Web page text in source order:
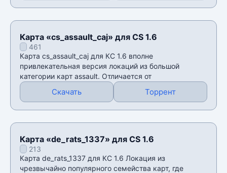
Карта «cs_assault_caj» для CS 1.6
461
Карта cs_assault_caj для КС 1.6 вполне
привлекательная версия локаций из большой
категории карт assault. Отличается от
Скачать Торрент
Карта «de_rats_1337» для CS 1.6
213
Карта de_rats_1337 для КС 1.6 Локация из
чрезвычайно популярного семейства карт, где